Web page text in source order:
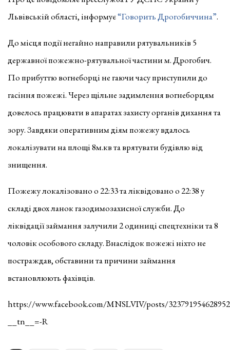
Львівській області, інформує“Говорить Дрогобиччина”.
До місця події негайно направили рятувальників 5
державної пожежно-рятувальної частини м. Дрогобич.
По прибуттю вогнеборці не гаючи часу приступили до
гасіння пожежі. Через щільне задимлення вогнеборцям
довелось працювати в апаратах захисту органів дихання та
зору. Завдяки оперативним діям пожежу вдалось
локалізувати на площі 8м.кв та врятувати будівлю від
знищення.
Пожежу локалізовано о 22:33 та ліквідовано о 22:38 у
складі двох ланок газодимозахисної служби. До
ліквідації займання залучили 2 одиниці спецтехніки та 8
чоловік особового складу. Внаслідок пожежі ніхто не
постраждав, обставини та причини займання
встановлюють фахівців.
https://www.facebook.com/MNSLVIV/posts/
__tn__=-R